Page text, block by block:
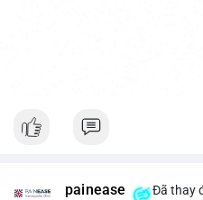
painease Đã thay